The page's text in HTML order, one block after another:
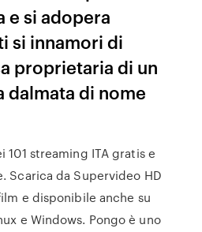
e si adopera
si innamori di
proprietaria di un
dalmata di nome
101 streaming ITA gratis e
Scarica da Supervideo HD
e disponibile anche su
e Windows. Pongo è uno